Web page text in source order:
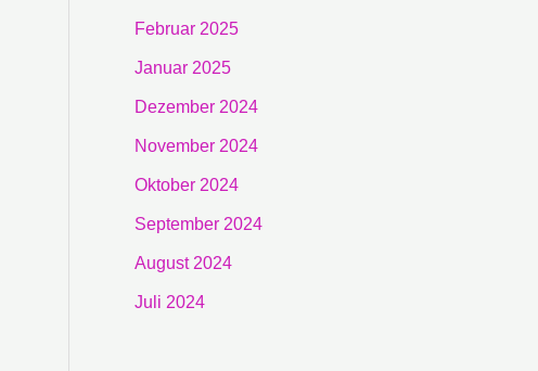
Februar 2025
Januar 2025
Dezember 2024
November 2024
Oktober 2024
September 2024
August 2024
Juli 2024